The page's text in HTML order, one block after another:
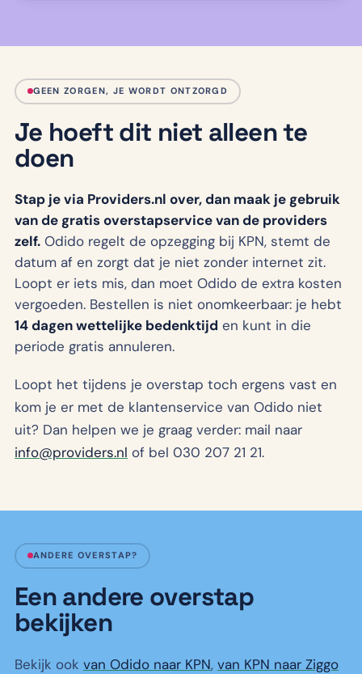
GEEN ZORGEN, JE WORDT ONTZORGD
Je hoeft dit niet alleen te
doen
Stap je via Providers.nl over, dan maak je gebruik
van de gratis overstapservice van de providers
zelf. Odido regelt de opzegging bij KPN, stemt de
datum af en zorgt dat je niet zonder internet zit.
Loopt er iets mis, dan moet Odido de extra kosten
vergoeden. Bestellen is niet onomkeerbaar: je hebt
14 dagen wettelijke bedenktijd en kunt in die
periode gratis annuleren.
Loopt het tijdens je overstap toch ergens vast en
kom je er met de klantenservice van Odido niet
uit? Dan helpen we je graag verder: mail naar
info@providers.nl of bel 030 207 21 21.
ANDERE OVERSTAP?
Een andere overstap
bekijken
Bekijk ook van Odido naar KPN, van KPN naar Ziggo